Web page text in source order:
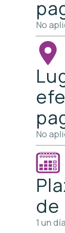
No
No
de
1 un